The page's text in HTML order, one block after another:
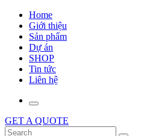
Home
Giới thiệu
Sản phẩm
Dự án
SHOP
Tin tức
Liên hệ
GET A QUOTE